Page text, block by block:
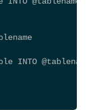
INTO @tablename